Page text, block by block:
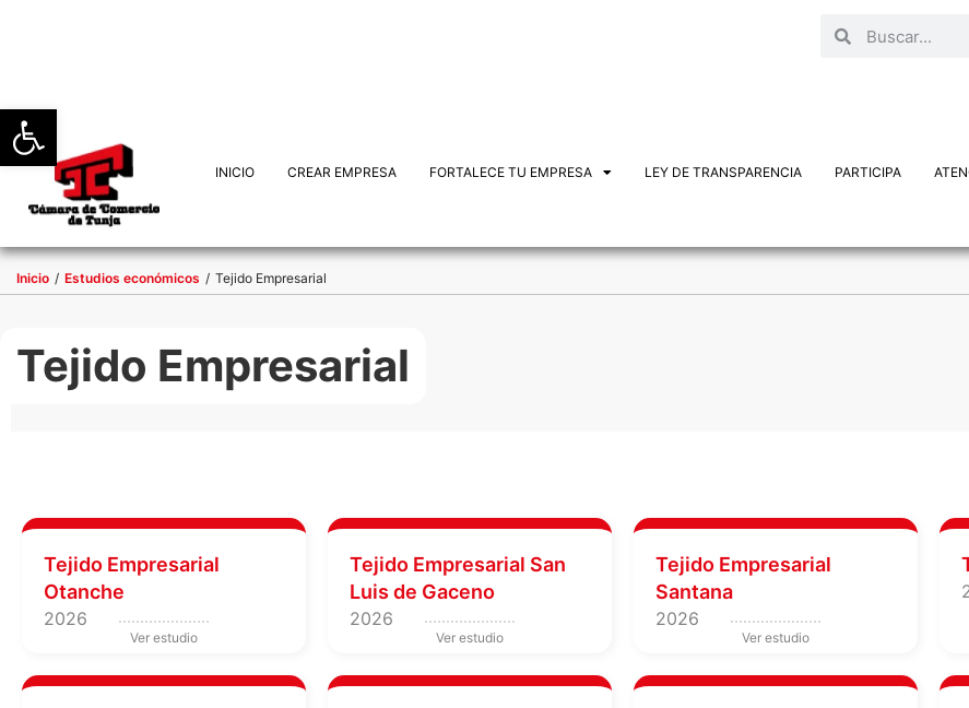
Abrir barra de herramientas
INICIO CREAR EMPRESA FORTALECE TU EMPRESA LEY DE TRANSPARENCIA PARTICIPA
Inicio / Estudios económicos / Tejido Empresarial
Tejido Empresarial
Tejido Empresarial
Otanche
2026
Tejido Empresarial San
Luis de Gaceno
2026
Tejido Empresarial
Santana
2026